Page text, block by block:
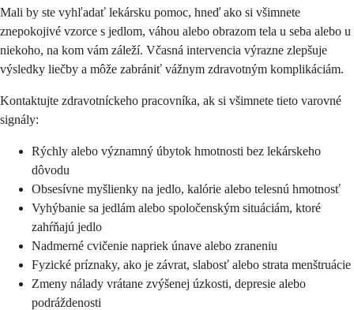
Mali by ste vyhľadať lekársku pomoc, hneď ako si všimnete
znepokojivé vzorce s jedlom, váhou alebo obrazom tela u seba alebo u
niekoho, na kom vám záleží. Včasná intervencia výrazne zlepšuje
výsledky liečby a môže zabrániť vážnym zdravotným komplikáciám.
Kontaktujte zdravotníckeho pracovníka, ak si všimnete tieto varovné
signály:
Rýchly alebo významný úbytok hmotnosti bez lekárskeho
dôvodu
Obsesívne myšlienky na jedlo, kalórie alebo telesnú hmotnosť
Vyhýbanie sa jedlám alebo spoločenským situáciám, ktoré
zahŕňajú jedlo
Nadmerné cvičenie napriek únave alebo zraneniu
Fyzické príznaky, ako je závrat, slabosť alebo strata menštruácie
Zmeny nálady vrátane zvýšenej úzkosti, depresie alebo
podráždenosti